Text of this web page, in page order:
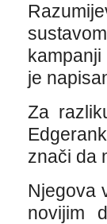
je
Za
znači da
Njegova
novijim